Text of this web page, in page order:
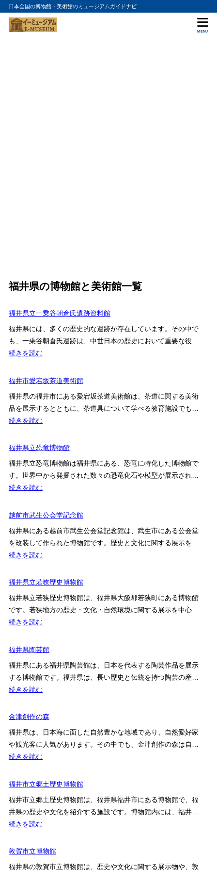
日本全国の博物館・美術館のミュージアムガイドナビ
MENU
福井県の博物館と美術館一覧
福井県立一乗谷朝倉氏遺跡資料館
福井県には、多くの歴史的な遺跡が存在しています。その中で
も、一乗谷朝倉氏遺跡は、中世日本の歴史において重要な役…
続きを読む:
井
立
一
乗
朝
倉
氏
遺
資
館
福井市愛宕坂茶道美術館
福井県の福井市にある愛宕坂茶道美術館は、茶道に関する美術
品を展示するとともに、茶道具について学べる教育施設でも…
続きを読む:
井
愛
宕
坂
道
美
術
館
福井県立恐竜博物館
福井県立恐竜博物館は福井県にある、恐竜に特化した博物館で
す。世界中から発掘された数々の恐竜化石や模型が展示され…
続きを読む:
井
立
恐
竜
物
館
越前市武生公会堂記念館
福井県にある越前市武生公会堂記念館は、武生市にある公会堂
を改装して作られた博物館です。歴史と文化に関する展示を…
続きを読む:
前
武
生
公
堂
記
念
館
福井県立若狭歴史博物館
福井県立若狭歴史博物館は、福井県大飯郡若狭町にある博物館
です。若狭地方の歴史・文化・自然環境に関する展示を中心…
続きを読む:
井
立
若
狭
史
博
物
館
福井県陶芸館
福井県にある福井県陶芸館は、日本を代表する陶芸作品を展示
する博物館です。福井県は、長い歴史と伝統を持つ陶芸の産…
続きを読む:
井
陶
芸
館
金津創作の森
福井県は、日本海に面した自然豊かな地域であり、自然愛好家
や観光客に人気があります。その中でも、金津創作の森は自…
続きを読む:
津
作
の
森
福井市立郷土歴史博物館
福井市立郷土歴史博物館は、福井県福井市にある博物館で、福
井県の歴史や文化を紹介する施設です。博物館内には、福井…
続きを読む:
井
敦賀市立博物館
福井県の敦賀市立博物館は、歴史や文化に関する展示物や、敦